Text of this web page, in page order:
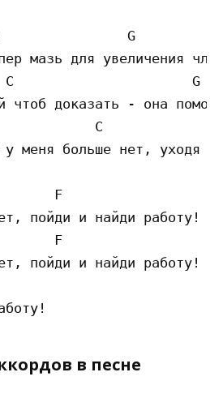
G
мазь для увеличения
C                      G
чтоб доказать - она
C
меня больше нет, уходя
F
пойди и найди работу!
F
пойди и найди работу!
в песне